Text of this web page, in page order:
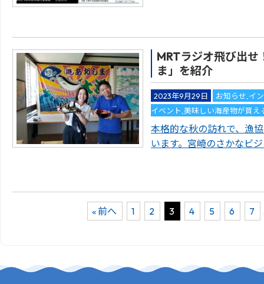
MRTラジオ飛び出せ
ま」を紹介
2023年9月29日 お知らせ イ
イベント 美味しい海産物が買え
本格的な秋の訪れで、漁
います。宮崎のさかなビ
« 前へ 1 2 3 4 5 6 7